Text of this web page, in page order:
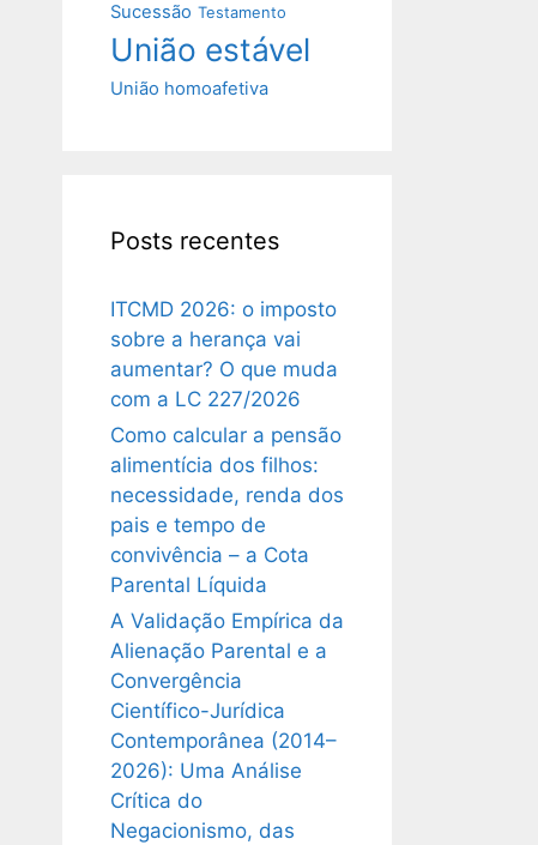
Sucessão Testamento
União estável
União homoafetiva
Posts recentes
ITCMD 2026: o imposto
sobre a herança vai
aumentar? O que muda
com a LC 227/2026
Como calcular a pensão
alimentícia dos filhos:
necessidade, renda dos
pais e tempo de
convivência – a Cota
Parental Líquida
A Validação Empírica da
Alienação Parental e a
Convergência
Científico-Jurídica
Contemporânea (2014–
2026): Uma Análise
Crítica do
Negacionismo, das